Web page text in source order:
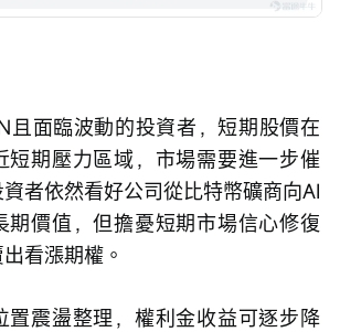
且面臨波動的投資者，短期股價在
短期壓力區域，市場需要進一步催
者依然看好公司從比特幣礦商向AI
期價值，但擔憂短期市場信心修復
看漲期權。
置震盪整理，權利金收益可逐步降